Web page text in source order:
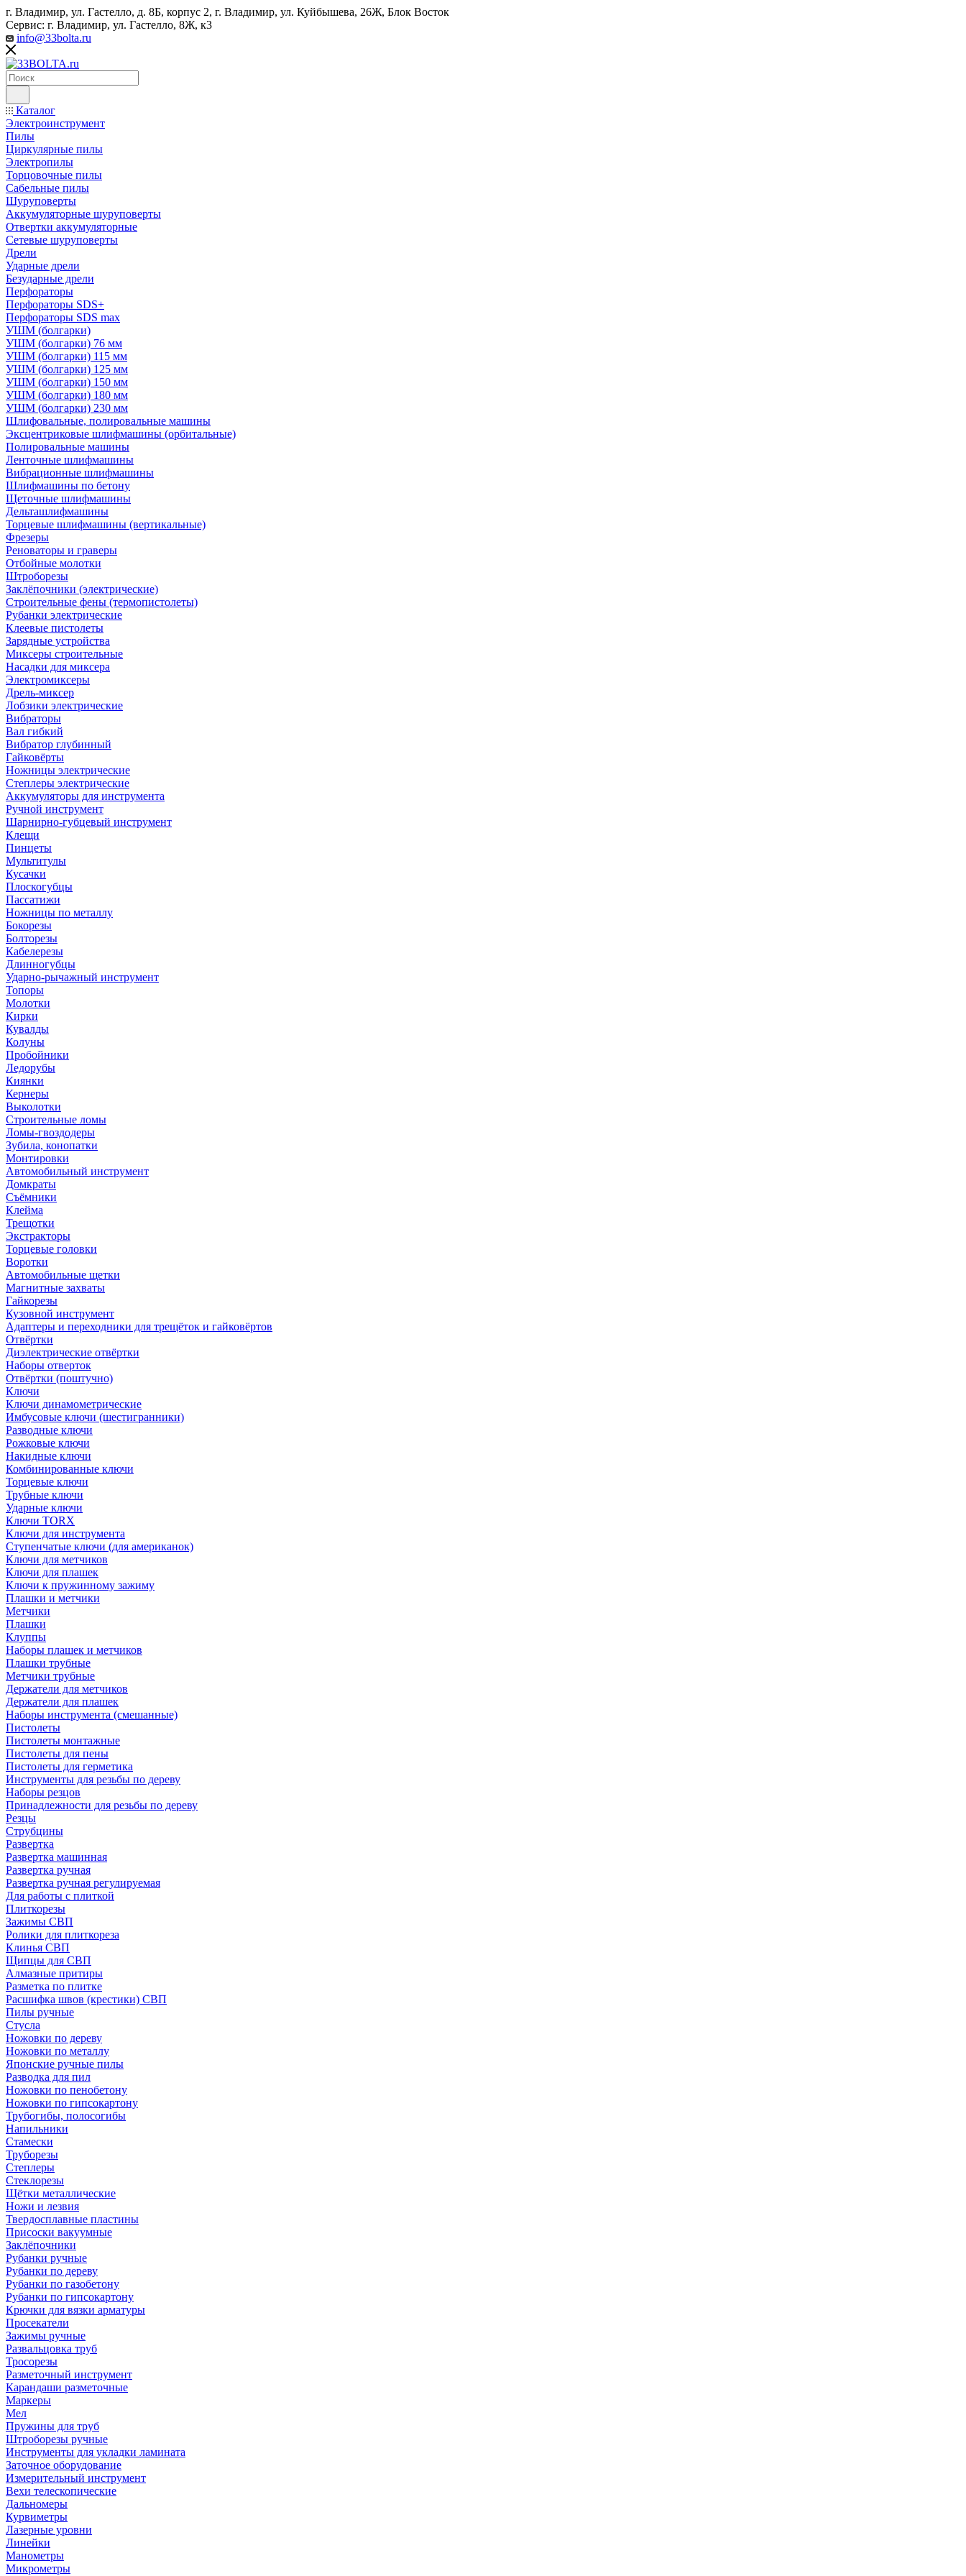
г. Владимир, ул. Гастелло, д. 8Б, корпус 2, г. Владимир, ул. ​Куйбышева, 26Ж, Блок Восток
Сервис: г. Владимир, ул. Гастелло, 8Ж, к3
info@33bolta.ru
Каталог
Электроинструмент
Пилы
Циркулярные пилы
Электропилы
Торцовочные пилы
Сабельные пилы
Шуруповерты
Аккумуляторные шуруповерты
Отвертки аккумуляторные
Сетевые шуруповерты
Дрели
Ударные дрели
Безударные дрели
Перфораторы
Перфораторы SDS+
Перфораторы SDS max
УШМ (болгарки)
УШМ (болгарки) 76 мм
УШМ (болгарки) 115 мм
УШМ (болгарки) 125 мм
УШМ (болгарки) 150 мм
УШМ (болгарки) 180 мм
УШМ (болгарки) 230 мм
Шлифовальные, полировальные машины
Эксцентриковые шлифмашины (орбитальные)
Полировальные машины
Ленточные шлифмашины
Вибрационные шлифмашины
Шлифмашины по бетону
Щеточные шлифмашины
Дельташлифмашины
Торцевые шлифмашины (вертикальные)
Фрезеры
Реноваторы и граверы
Отбойные молотки
Штроборезы
Заклёпочники (электрические)
Строительные фены (термопистолеты)
Рубанки электрические
Клеевые пистолеты
Зарядные устройства
Миксеры строительные
Насадки для миксера
Электромиксеры
Дрель-миксер
Лобзики электрические
Вибраторы
Вал гибкий
Вибратор глубинный
Гайковёрты
Ножницы электрические
Степлеры электрические
Аккумуляторы для инструмента
Ручной инструмент
Шарнирно-губцевый инструмент
Клещи
Пинцеты
Мультитулы
Кусачки
Плоскогубцы
Пассатижи
Ножницы по металлу
Бокорезы
Болторезы
Кабелерезы
Длинногубцы
Ударно-рычажный инструмент
Топоры
Молотки
Кирки
Кувалды
Колуны
Пробойники
Ледорубы
Киянки
Кернеры
Выколотки
Строительные ломы
Ломы-гвоздодеры
Зубила, конопатки
Монтировки
Автомобильный инструмент
Домкраты
Съёмники
Клейма
Трещотки
Экстракторы
Торцевые головки
Воротки
Автомобильные щетки
Магнитные захваты
Гайкорезы
Кузовной инструмент
Адаптеры и переходники для трещёток и гайковёртов
Отвёртки
Диэлектрические отвёртки
Наборы отверток
Отвёртки (поштучно)
Ключи
Ключи динамометрические
Имбусовые ключи (шестигранники)
Разводные ключи
Рожковые ключи
Накидные ключи
Комбинированные ключи
Торцевые ключи
Трубные ключи
Ударные ключи
Ключи TORX
Ключи для инструмента
Ступенчатые ключи (для американок)
Ключи для метчиков
Ключи для плашек
Ключи к пружинному зажиму
Плашки и метчики
Метчики
Плашки
Клуппы
Наборы плашек и метчиков
Плашки трубные
Метчики трубные
Держатели для метчиков
Держатели для плашек
Наборы инструмента (смешанные)
Пистолеты
Пистолеты монтажные
Пистолеты для пены
Пистолеты для герметика
Инструменты для резьбы по дереву
Наборы резцов
Принадлежности для резьбы по дереву
Резцы
Струбцины
Развертка
Развертка машинная
Развертка ручная
Развертка ручная регулируемая
Для работы с плиткой
Плиткорезы
Зажимы СВП
Ролики для плиткореза
Клинья СВП
Щипцы для СВП
Алмазные притиры
Разметка по плитке
Расшифка швов (крестики) СВП
Пилы ручные
Стусла
Ножовки по дереву
Ножовки по металлу
Японские ручные пилы
Разводка для пил
Ножовки по пенобетону
Ножовки по гипсокартону
Трубогибы, полосогибы
Напильники
Стамески
Труборезы
Степлеры
Стеклорезы
Щётки металлические
Ножи и лезвия
Твердосплавные пластины
Присоски вакуумные
Заклёпочники
Рубанки ручные
Рубанки по дереву
Рубанки по газобетону
Рубанки по гипсокартону
Крючки для вязки арматуры
Просекатели
Зажимы ручные
Развальцовка труб
Тросорезы
Разметочный инструмент
Карандаши разметочные
Маркеры
Мел
Пружины для труб
Штроборезы ручные
Инструменты для укладки ламината
Заточное оборудование
Измерительный инструмент
Вехи телескопические
Дальномеры
Курвиметры
Лазерные уровни
Линейки
Манометры
Микрометры